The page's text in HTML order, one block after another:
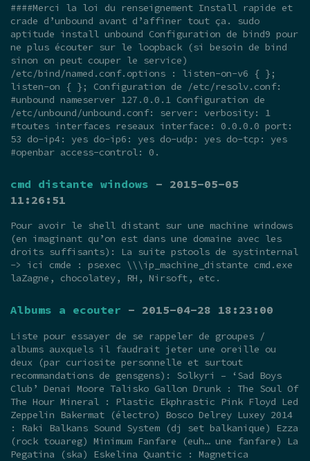
####Merci la loi du renseignement Install rapide et
crade d’unbound avant d’affiner tout ça. sudo
aptitude install unbound Configuration de bind9 pour
ne plus écouter sur le loopback (si besoin de bind
sinon on peut couper le service)
/etc/bind/named.conf.options : listen-on-v6 { };
listen-on { }; Configuration de /etc/resolv.conf:
#unbound nameserver 127.0.0.1 Configuration de
/etc/unbound/unbound.conf: server: verbosity: 1
#toutes interfaces reseaux interface: 0.0.0.0 port:
53 do-ip4: yes do-ip6: yes do-udp: yes do-tcp: yes
#openbar access-control: 0.
cmd distante windows - 2015-05-05
11:26:51
Pour avoir le shell distant sur une machine windows
(en imaginant qu’on est dans une domaine avec les
droits suffisants): La suite pstools de systinternal
-> ici cmde : psexec \\\ip_machine_distante cmd.exe
laZagne, chocolatey, RH, Nirsoft, etc.
Albums a ecouter - 2015-04-28 18:23:00
Liste pour essayer de se rappeler de groupes /
albums auxquels il faudrait jeter une oreille ou
deux (par curiosite personnelle et surtout
recommandations de gensgens): Solkyri – ‘Sad Boys
Club’ Denai Moore Talisko Gallon Drunk : The Soul Of
The Hour Mineral : Plastic Ekphrastic Pink Floyd Led
Zeppelin Bakermat (électro) Bosco Delrey Luxey 2014
: Raki Balkans Sound System (dj set balkanique) Ezza
(rock touareg) Minimum Fanfare (euh… une fanfare) La
Pegatina (ska) Eskelina Quantic : Magnetica